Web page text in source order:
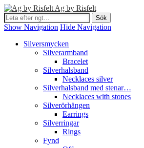
Ag by Risfelt
Show Navigation Hide Navigation
Silversmycken
Silverarmband
Bracelet
Silverhalsband
Necklaces silver
Silverhalsband med stenar…
Necklaces with stones
Silverörhängen
Earrings
Silverringar
Rings
Fynd